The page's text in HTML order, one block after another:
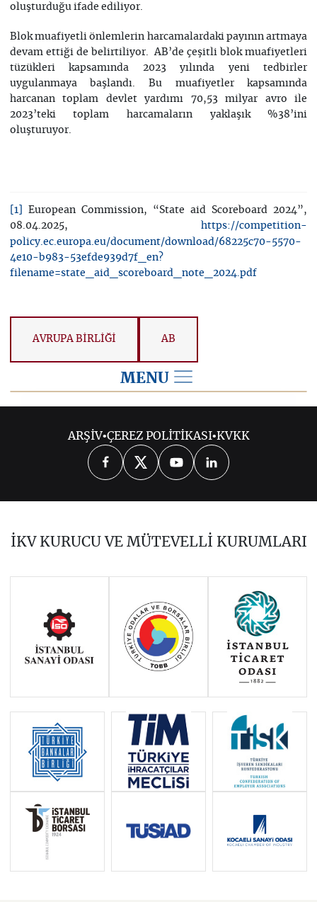
oluşturduğu ifade ediliyor.
Blok muafiyetli önlemlerin harcamalardaki payının artmaya
devam ettiği de belirtiliyor. AB’de çeşitli blok muafiyetleri
tüzükleri kapsamında 2023 yılında yeni tedbirler
uygulanmaya başlandı. Bu muafiyetler kapsamında
harcanan toplam devlet yardımı 70,53 milyar avro ile
2023’teki toplam harcamaların yaklaşık %38’ini
oluşturuyor.
[1]
European Commission, “State aid Scoreboard 2024”,
08.04.2025,https://competition-
policy.ec.europa.eu/document/download/68225c70-5570-
4e10-b983-53efde939d7f_en?
filename=state_aid_scoreboard_note_2024.pdf
AVRUPA BİRLİĞİ AB
MENU
2026 2024 2023
2022 2021 2020
ARŞİV•ÇEREZ POLİTİKASI•KVKK
İKV KURUCU VE MÜTEVELLİ KURUMLARI